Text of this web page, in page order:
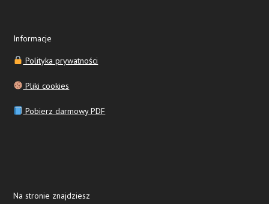
Informacje
Polityka prywatności
Pliki cookies
Pobierz darmowy PDF
Na stronie znajdziesz